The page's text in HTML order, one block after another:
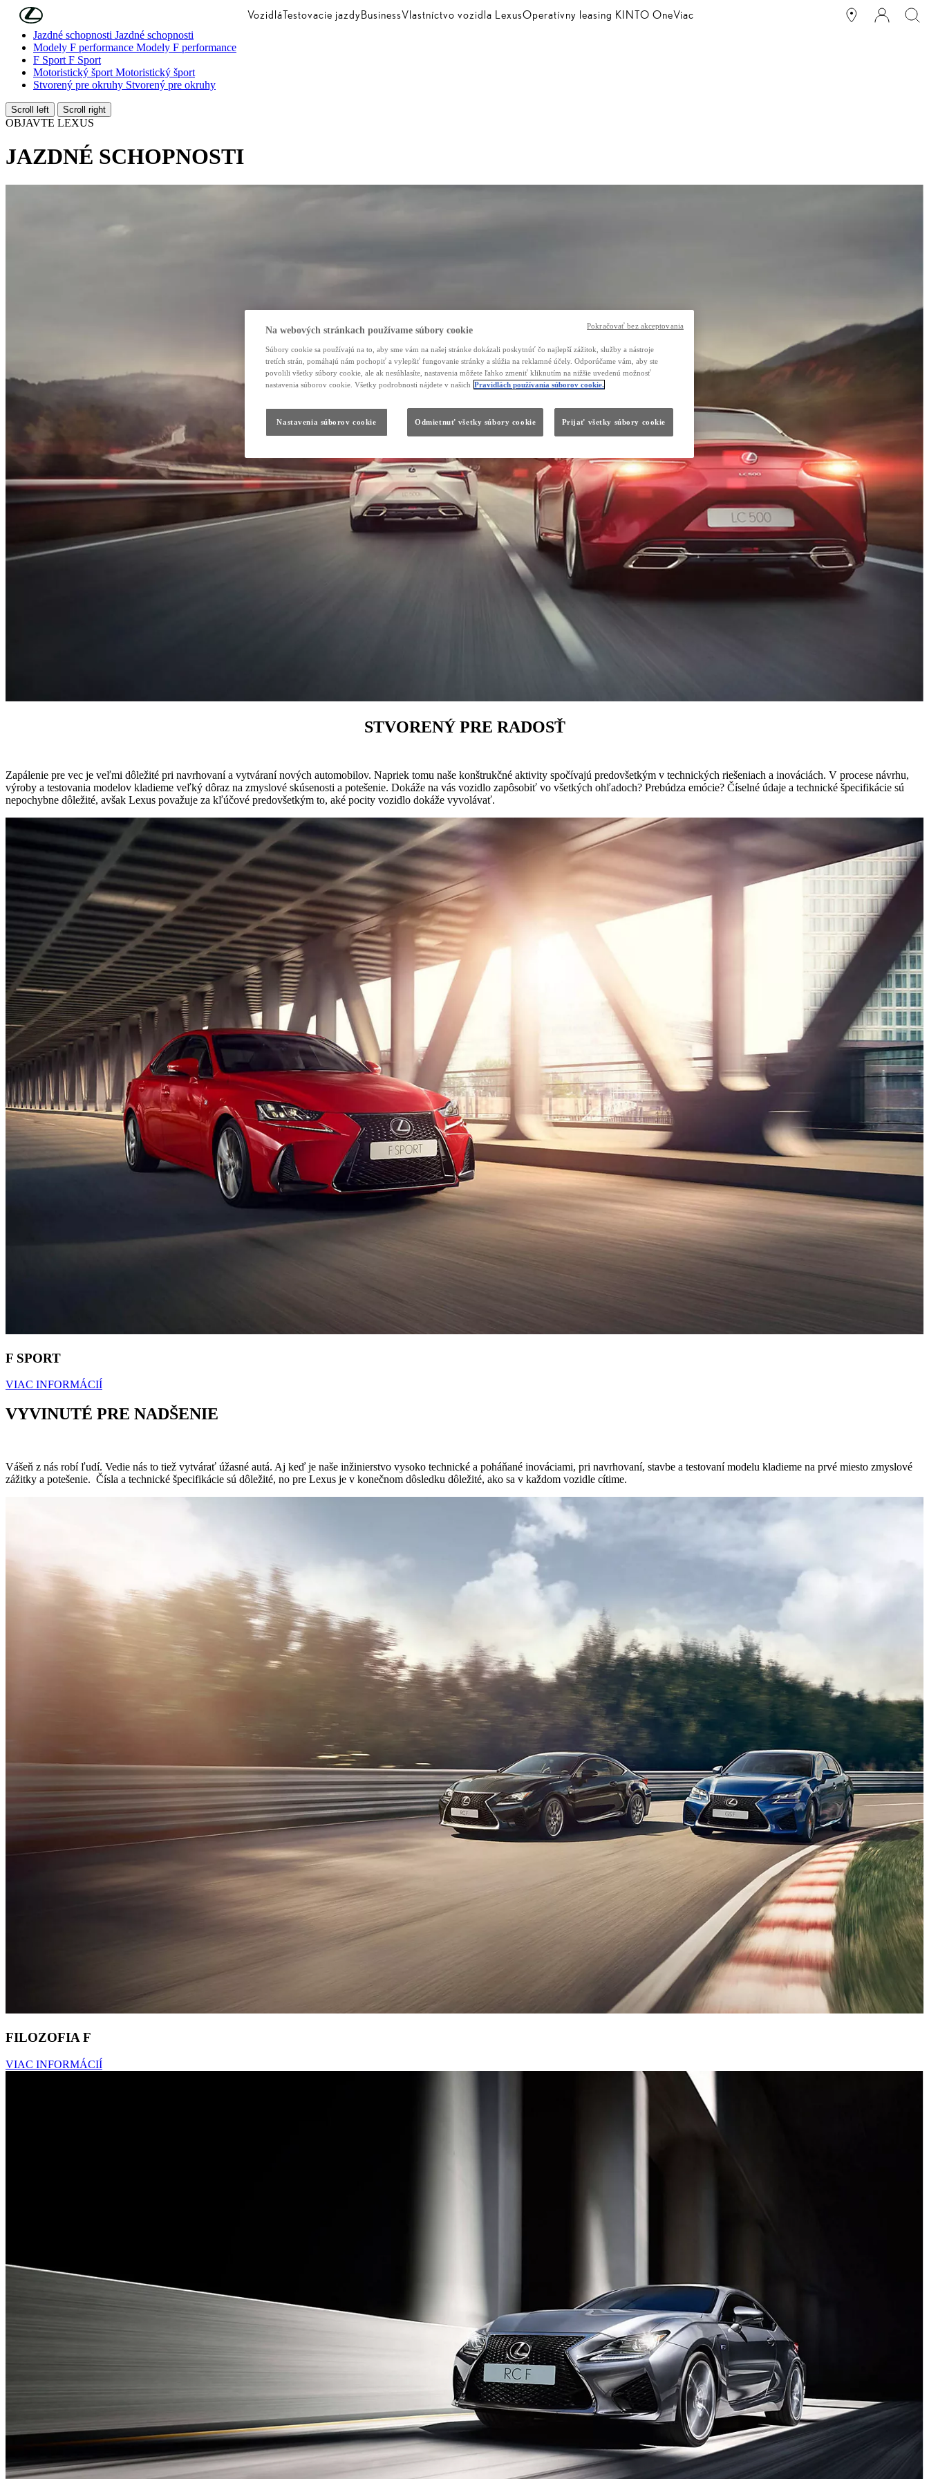
Skip to Main Content VozidláTestovacie jazdyBusinessVlastníctvo vozidla LexusOperatívny leasing KINTO OneViac
Jazdné schopnosti Jazdné schopnosti
Modely F performance Modely F performance
F Sport F Sport
Motoristický šport Motoristický šport
Stvorený pre okruhy Stvorený pre okruhy
Scroll left Scroll right
OBJAVTE LEXUS
JAZDNÉ SCHOPNOSTI
STVORENÝ PRE RADOSŤ
Zapálenie pre vec je veľmi dôležité pri navrhovaní a vytváraní nových automobilov. Napriek tomu naše konštrukčné aktivity spočívajú predovšetkým v technických riešeniach a inováciách. V procese návrhu,
výroby a testovania modelov kladieme veľký dôraz na zmyslové skúsenosti a potešenie. Dokáže na vás vozidlo zapôsobiť vo všetkých ohľadoch? Prebúdza emócie? Číselné údaje a technické špecifikácie sú
nepochybne dôležité, avšak Lexus považuje za kľúčové predovšetkým to, aké pocity vozidlo dokáže vyvolávať.
F SPORT
VIAC INFORMÁCIÍ
VYVINUTÉ PRE NADŠENIE
Vášeň z nás robí ľudí. Vedie nás to tiež vytvárať úžasné autá. Aj keď je naše inžinierstvo vysoko technické a poháňané inováciami, pri navrhovaní, stavbe a testovaní modelu kladieme na prvé miesto zmyslové
zážitky a potešenie. Čísla a technické špecifikácie sú dôležité, no pre Lexus je v konečnom dôsledku dôležité, ako sa v každom vozidle cítime.
FILOZOFIA F
VIAC INFORMÁCIÍ
Na webových stránkach používame súbory cookie
Súbory cookie sa používajú na to, aby sme vám na našej stránke dokázali poskytnúť čo najlepší zážitok, služby a nástroje
tretích strán, pomáhajú nám pochopiť a vylepšiť fungovanie stránky a slúžia na reklamné účely. Odporúčame vám, aby ste
povolili všetky súbory cookie, ale ak nesúhlasíte, nastavenia môžete ľahko zmeniť kliknutím na nižšie uvedenú možnosť
nastavenia súborov cookie. Všetky podrobnosti nájdete v našich Pravidlách používania súborov cookie.
Odmietnuť všetky súbory cookie Prijať všetky súbory cookie
Nastavenia súborov cookie
Pokračovať bez akceptovania